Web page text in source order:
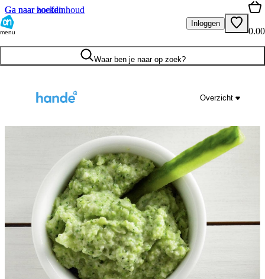
Ga naar hoofdinhoud
Ga naar zoeken
menu
Inloggen
0.00
Waar ben je naar op zoek?
Overzicht